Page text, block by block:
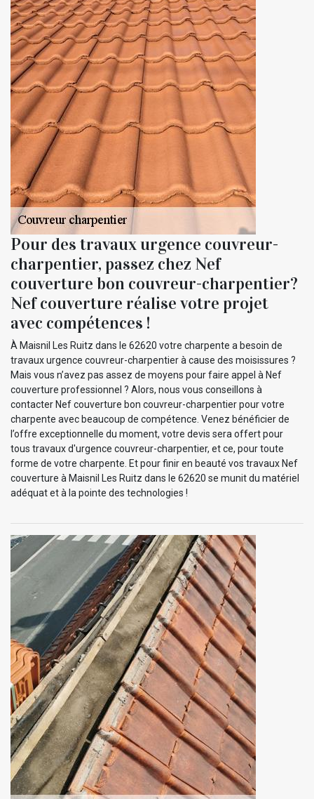
Pour des travaux urgence couvreur-
charpentier, passez chez Nef
couverture bon couvreur-charpentier?
Nef couverture réalise votre projet
avec compétences !
À Maisnil Les Ruitz dans le 62620 votre charpente a besoin de
travaux urgence couvreur-charpentier à cause des moisissures ?
Mais vous n’avez pas assez de moyens pour faire appel à Nef
couverture professionnel ? Alors, nous vous conseillons à
contacter Nef couverture bon couvreur-charpentier pour votre
charpente avec beaucoup de compétence. Venez bénéficier de
l’offre exceptionnelle du moment, votre devis sera offert pour
tous travaux d'urgence couvreur-charpentier, et ce, pour toute
forme de votre charpente. Et pour finir en beauté vos travaux Nef
couverture à Maisnil Les Ruitz dans le 62620 se munit du matériel
adéquat et à la pointe des technologies !